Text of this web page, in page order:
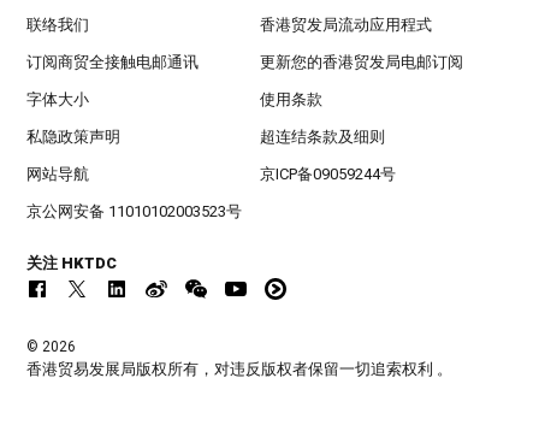
联络我们 香港贸发局流动应用程式
订阅商贸全接触电邮通讯 更新您的香港贸发局电邮订阅
字体大小 使用条款
私隐政策声明 超连结条款及细则
网站导航 京ICP备09059244号
京公网安备 11010102003523号
关注 HKTDC
© 2026
香港贸易发展局版权所有，对违反版权者保留一切追索权利 。